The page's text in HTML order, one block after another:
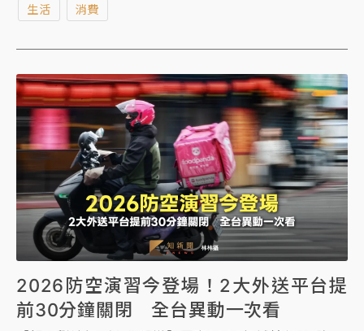
單的外送服務時間如實計入，此舉違法，不改將按人次
《知新聞》記者今(7)日進一步向Uber Eats詢問，業者
表示，目前沒有更新的回應。
新法上路後要保障外送員收入，外送平台收益不減，繼
續賺飽飽、持續跟消費者和商家收取每單費用，卻以
「疊單」為由，把外送員的勞務工時砍半，趁機節省外
送費、楷外送員的油，昨還公開發表數據宣稱「整體成
長」，面對主管機關勞動部認定違法，卻強硬不甩，後
續只能待地方主管機關強力稽查。
生活 消費
2026防空演習今登場！2大外送平台提
前30分鐘關閉 全台異動一次看